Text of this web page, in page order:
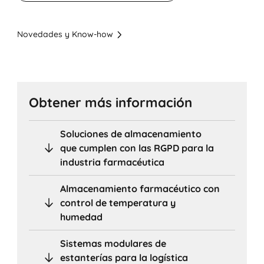
Novedades y Know-how
Obtener más información
Soluciones de almacenamiento
que cumplen con las RGPD para la
industria farmacéutica
Almacenamiento farmacéutico con
control de temperatura y
humedad
Sistemas modulares de
estanterías para la logística